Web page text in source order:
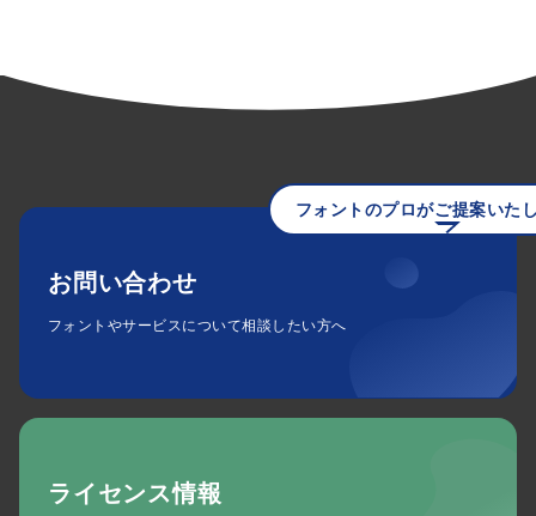
フォントのプロがご提案いた
お問い合わせ
フォントやサービスについて相談したい方へ
ライセンス情報